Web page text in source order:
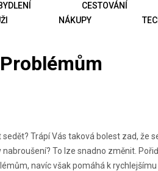
CESTOVÁNÍ
NÁKUPY
Trápí Vás taková bolest zad, že
To lze snadno změnit.
navíc však pomáhá k